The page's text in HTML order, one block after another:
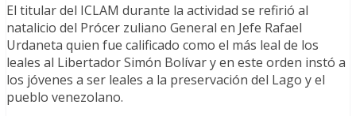
El titular del ICLAM durante la actividad se refirió al
natalicio del Prócer zuliano General en Jefe Rafael
Urdaneta quien fue calificado como el más leal de los
leales al Libertador Simón Bolívar y en este orden instó a
los jóvenes a ser leales a la preservación del Lago y el
pueblo venezolano.